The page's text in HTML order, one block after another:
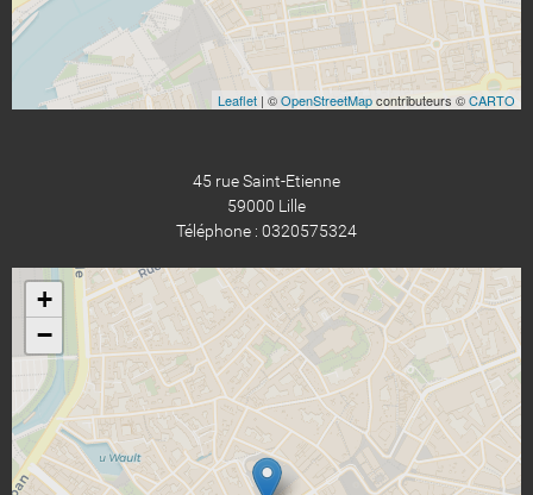
Leaflet | ©OpenStreetMapcontributeurs ©CARTO
45 rue Saint-Etienne
59000 Lille
Téléphone : 0320575324
+
−